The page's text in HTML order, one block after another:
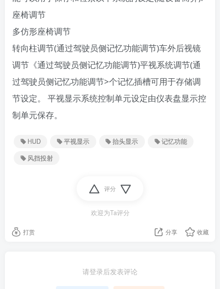
座椅调节
多仿形座椅调节
转向柱调节(通过驾驶员侧记忆功能调节)车外后视镜
调节《通过驾驶员侧记忆功能调节)​平视系统调节(通
过驾驶员侧记忆功能调节>个记忆插槽可用于存储调
节设定。 平视显示系统控制单元设定由仪表盘显示控
制单元保存。
HUD 平视显示 抬头显示
记忆功能
风挡投射
评分
欢迎为Ta评分
打赏 分享 收藏
请登录后发表评论